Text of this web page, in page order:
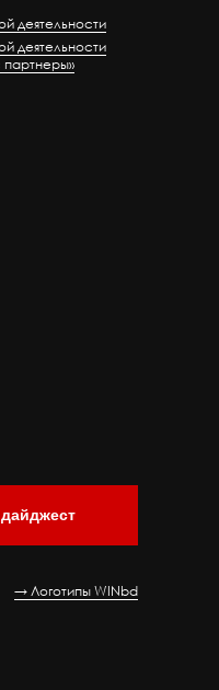
→ Логотипы WINbd
деятельности
деятельности
партнеры»